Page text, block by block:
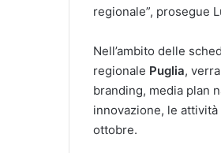
regionale”, prosegue
Nell’ambito delle
regionale Puglia,
branding, media plan
innovazione, le
ottobre.